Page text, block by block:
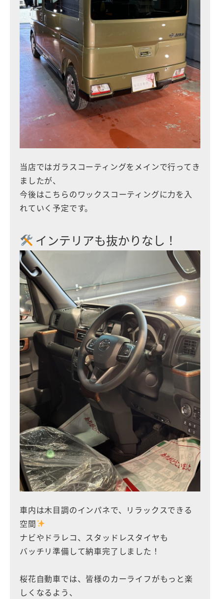
当店ではガラスコーティングをメインで行ってき
ましたが、
今後はこちらのワックスコーティングに力を入
れていく予定です。
インテリアも抜かりなし！
車内は木目調のインパネで、リラックスできる
空間
ナビやドラレコ、スタッドレスタイヤも
バッチリ準備して納車完了しました！
桜花自動車では、皆様のカーライフがもっと楽
しくなるよう、